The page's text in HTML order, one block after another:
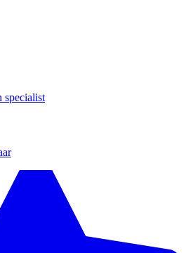
specialist